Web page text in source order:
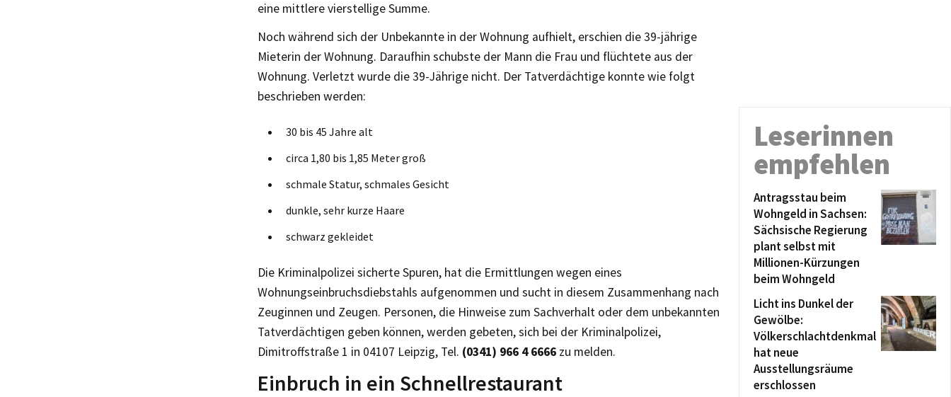
eine mittlere vierstellige Summe.
Noch während sich der Unbekannte in der Wohnung aufhielt, erschien die 39-jährige
Mieterin der Wohnung. Daraufhin schubste der Mann die Frau und flüchtete aus der
Wohnung. Verletzt wurde die 39-Jährige nicht. Der Tatverdächtige konnte wie folgt
beschrieben werden:
30 bis 45 Jahre alt
circa 1,80 bis 1,85 Meter groß
schmale Statur, schmales Gesicht
dunkle, sehr kurze Haare
schwarz gekleidet
Die Kriminalpolizei sicherte Spuren, hat die Ermittlungen wegen eines
Wohnungseinbruchsdiebstahls aufgenommen und sucht in diesem Zusammenhang nach
Zeuginnen und Zeugen. Personen, die Hinweise zum Sachverhalt oder dem unbekannten
Tatverdächtigen geben können, werden gebeten, sich bei der Kriminalpolizei,
Dimitroffstraße 1 in 04107 Leipzig, Tel. (0341) 966 4 6666 zu melden.
Einbruch in ein Schnellrestaurant
Leserinnen
empfehlen
Antragsstau beim
Wohngeld in Sachsen:
Sächsische Regierung
plant selbst mit
Millionen-Kürzungen
beim Wohngeld
Licht ins Dunkel der
Gewölbe:
Völkerschlachtdenkmal
hat neue
Ausstellungsräume
erschlossen